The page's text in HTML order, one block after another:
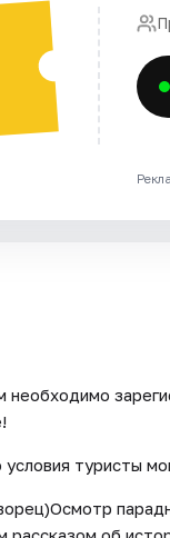
туристы